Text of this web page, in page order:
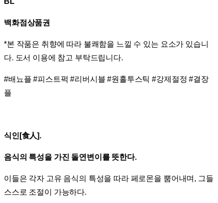
백화점상품권
*본 작품은 취향에 따라 불쾌함을 느낄 수 있는 요소가 있습니
다. 도서 이용에 참고 부탁드립니다.
#배뇨플 #피스트퍽 #리버시블 #원홀투스틱 #강제절정 #결장
플
식인[食人].
음식의 특성을 가진 돌연변이를 뜻한다.
이들은 각자 고유 음식의 특성을 따라 페로몬을 뿜어내며, 그들
스스로 조절이 가능하다.